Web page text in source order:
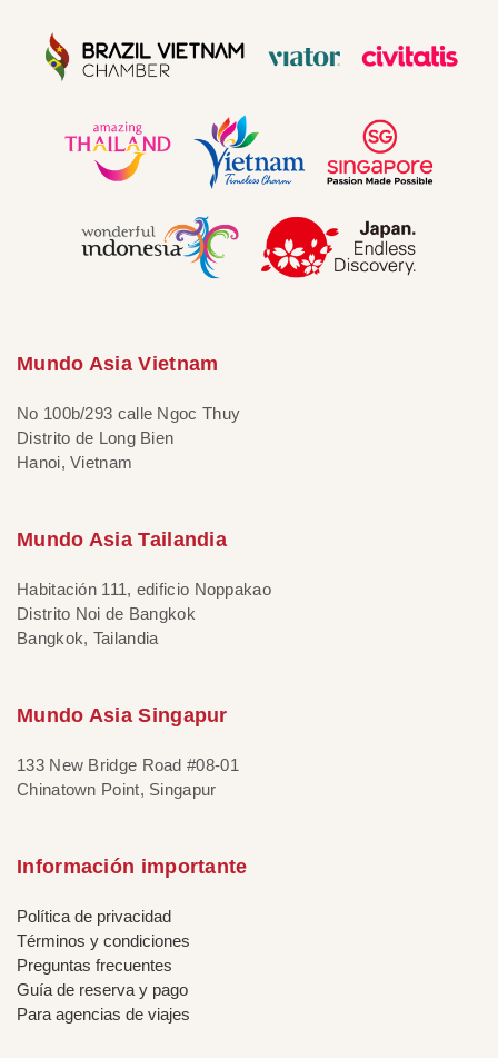
Mundo Asia Vietnam
No 100b/293 calle Ngoc Thuy
Distrito de Long Bien
Hanoi, Vietnam
Mundo Asia Tailandia
Habitación 111, edificio Noppakao
Distrito Noi de Bangkok
Bangkok, Tailandia
Mundo Asia Singapur
133 New Bridge Road #08-01
Chinatown Point, Singapur
Información importante
Política de privacidad
Términos y condiciones
Preguntas frecuentes
Guía de reserva y pago
Para agencias de viajes